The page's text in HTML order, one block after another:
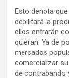
Esto denota
debilitará la
ellos entrarán
quieran. Ya de
mercados
comercializar
de contrabando